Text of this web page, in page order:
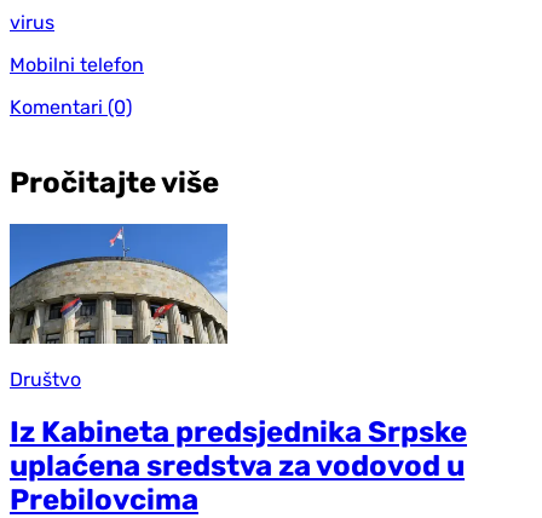
virus
Mobilni telefon
Komentari (0)
Pročitajte više
Društvo
Iz Kabineta predsjednika Srpske
uplaćena sredstva za vodovod u
Prebilovcima